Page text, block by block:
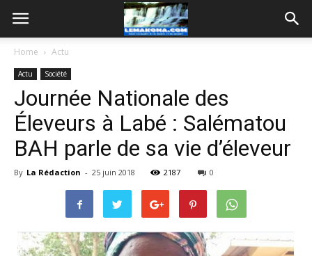
Home Actu
Actu Société
Journée Nationale des
Éleveurs à Labé : Salématou
BAH parle de sa vie d’éleveur
By La Rédaction - 25 juin 2018 2187 0